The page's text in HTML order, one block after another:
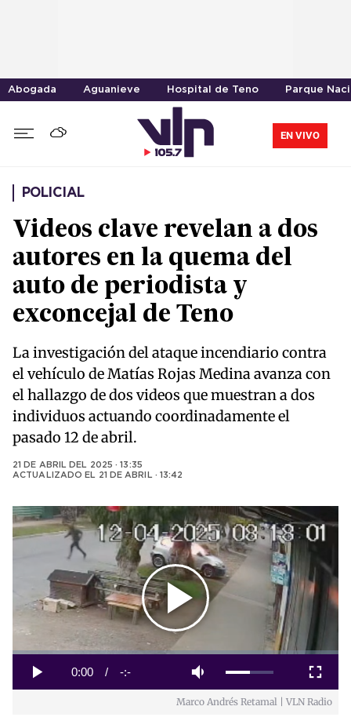
Abogada Aguanieve Hospital de Teno Parque
EN VIVO
POLICIAL
Videos clave revelan a dos
autores en la quema del
auto de periodista y
exconcejal de Teno
La investigación del ataque incendiario contra
el vehículo de Matías Rojas Medina avanza con
el hallazgo de dos videos que muestran a dos
individuos actuando coordinadamente el
pasado 12 de abril.
21 DE ABRIL DEL 2025 · 13:35
ACTUALIZADO EL 21 DE ABRIL · 13:42
Play
Video
Play Mute
Current
0:00 / Duration
-:-
Loaded:
Fullscreen
Marco Andrés Retamal | VLN Radio